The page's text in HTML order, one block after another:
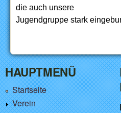
die auch unsere
Jugendgruppe stark
HAUPTMENÜ
Startseite
Verein